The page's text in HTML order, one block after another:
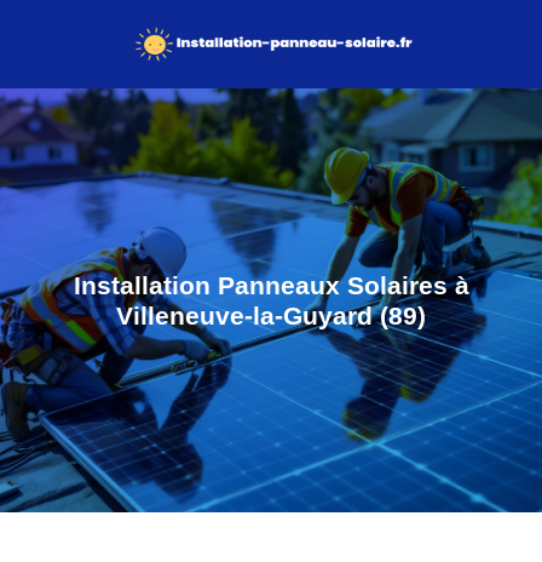
Installation Panneaux Solaires à
Villeneuve-la-Guyard (89)